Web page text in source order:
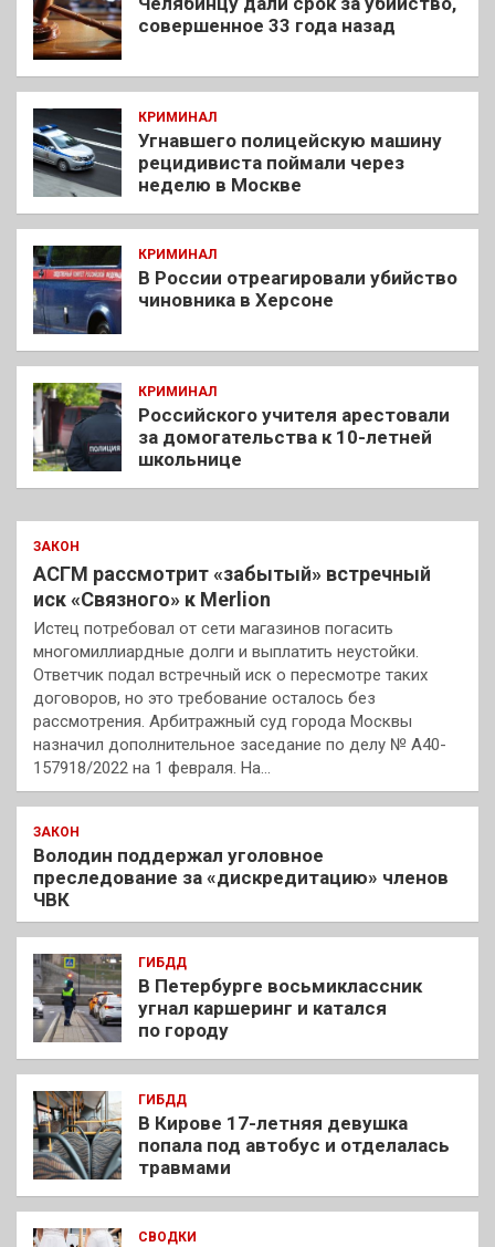
совершенное 33 года назад
КРИМИНАЛ
Угнавшего полицейскую машину
рецидивиста поймали через
неделю в Москве
КРИМИНАЛ
В России отреагировали убийство
чиновника в Херсоне
КРИМИНАЛ
Российского учителя арестовали
за домогательства к 10-летней
школьнице
ЗАКОН
АСГМ рассмотрит «забытый» встречный
иск «Связного» к Merlion
Истец потребовал от сети магазинов погасить
многомиллиардные долги и выплатить неустойки.
Ответчик подал встречный иск о пересмотре таких
договоров, но это требование осталось без
рассмотрения. Арбитражный суд города Москвы
назначил дополнительное заседание по делу № А40-
157918/2022 на 1 февраля. На…
ЗАКОН
Володин поддержал уголовное
преследование за «дискредитацию» членов
ЧВК
ГИБДД
В Петербурге восьмиклассник
угнал каршеринг и катался
по городу
ГИБДД
В Кирове 17-летняя девушка
попала под автобус и отделалась
травмами
СВОДКИ